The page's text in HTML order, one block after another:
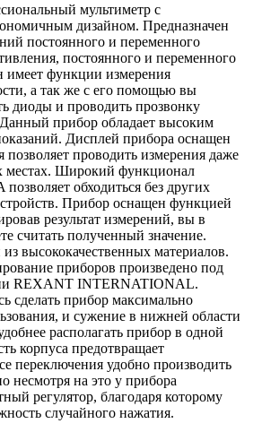
мультиметр с
дизайном. Предназначен
постоянного и переменного
постоянного и переменного
имеет функции измерения
а так же с его помощью вы
диоды и проводить прозвонку
прибор обладает высоким
Дисплей прибора оснащен
позволяет проводить измерения даже
местах. Широкий функционал
обходиться без других
Прибор оснащен функцией
результат измерений, вы в
считать полученный значение.
высококачественных материалов.
приборов произведено под
REXANT INTERNATIONAL.
сделать прибор максимально
и сужение в нижней области
располагать прибор в одной
корпуса предотвращает
переключения удобно производить
несмотря на это у прибора
регулятор, благодаря которому
случайного нажатия.